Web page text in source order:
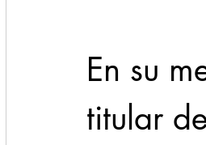
En su
titular